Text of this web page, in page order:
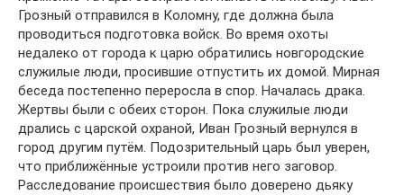
Грозный отправился в Коломну, где должна была
проводиться подготовка войск. Во время охоты
недалеко от города к царю обратились новгородские
служилые люди, просившие отпустить их домой. Мирная
беседа постепенно переросла в спор. Началась драка.
Жертвы были с обеих сторон. Пока служилые люди
дрались с царской охраной, Иван Грозный вернулся в
город другим путём. Подозрительный царь был уверен,
что приближённые устроили против него заговор.
Расследование происшествия было доверено дьяку